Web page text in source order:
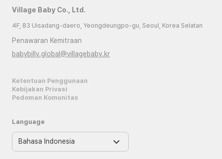
Village Baby Co., Ltd.
4F, 83 Uisadang-daero, Yeongdeungpo-gu, Seoul, Korea Selatan
Penawaran Kemitraan
babybilly.global@villagebaby.kr
Ketentuan Penggunaan
Kebijakan Privasi
Pedoman Komunitas
Language